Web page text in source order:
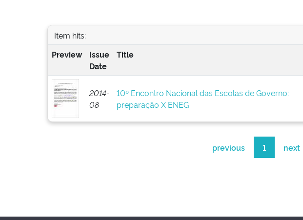
Item hits:
Preview
Issue
Date
Title
2014-
08
10º Encontro Nacional das Escolas de Governo:
preparação X ENEG
previous 1 next